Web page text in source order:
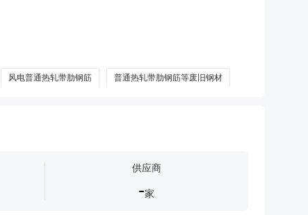
风电普通热轧带肋钢筋 普通热轧带肋钢筋等废旧钢材
供应商
-家